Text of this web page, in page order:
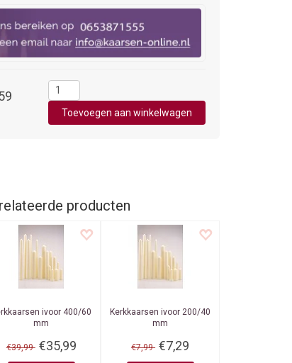
producten
ivoor 400/60
mm
€39,99 €35,99
Kerkkaarsen ivoor 200/40
mm
€7,99 €7,29